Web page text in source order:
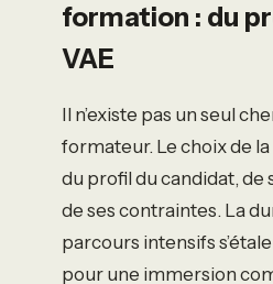
formation : du
VAE
Il n’existe pas un seul
formateur. Le choix de
du profil du candidat, de
de ses contraintes. La
parcours intensifs
pour une immersion